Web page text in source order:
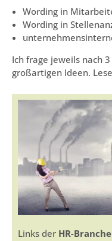
Wording in
Wording in
Ich frage jeweils nach
großartigen Ideen.
Links der HR-